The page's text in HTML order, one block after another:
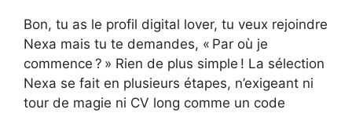
Bon, tu as le profil digital lover, tu veux rejoindre
Nexa mais tu te demandes, « Par où je
commence ? » Rien de plus simple ! La sélection
Nexa se fait en plusieurs étapes, n’exigeant ni
tour de magie ni CV long comme un code